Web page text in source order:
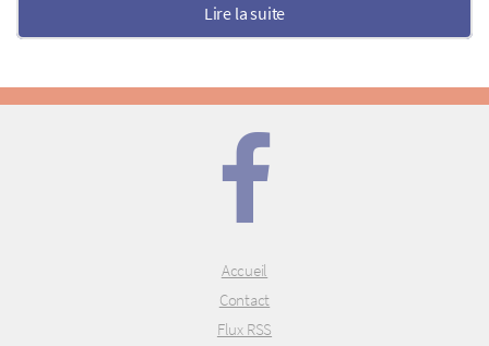
Lire la suite
Accueil
Contact
Flux RSS